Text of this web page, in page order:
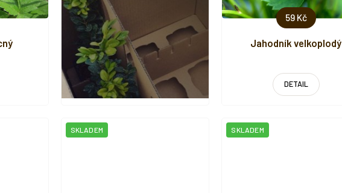
59 Kč
Jahodník velkoplodý
DETAIL
SKLADEM SKLADEM